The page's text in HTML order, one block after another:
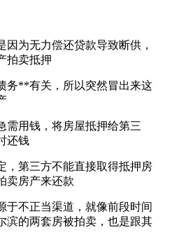
因为无力偿还贷款导致断供，
拍卖抵押
务**有关，所以突然冒出来这
需用钱，将房屋抵押给第三
还钱
，第三方不能直接取得抵押房
卖房产来还款
于不正当渠道，就像前段时间
滨的两套房被拍卖，也是跟其